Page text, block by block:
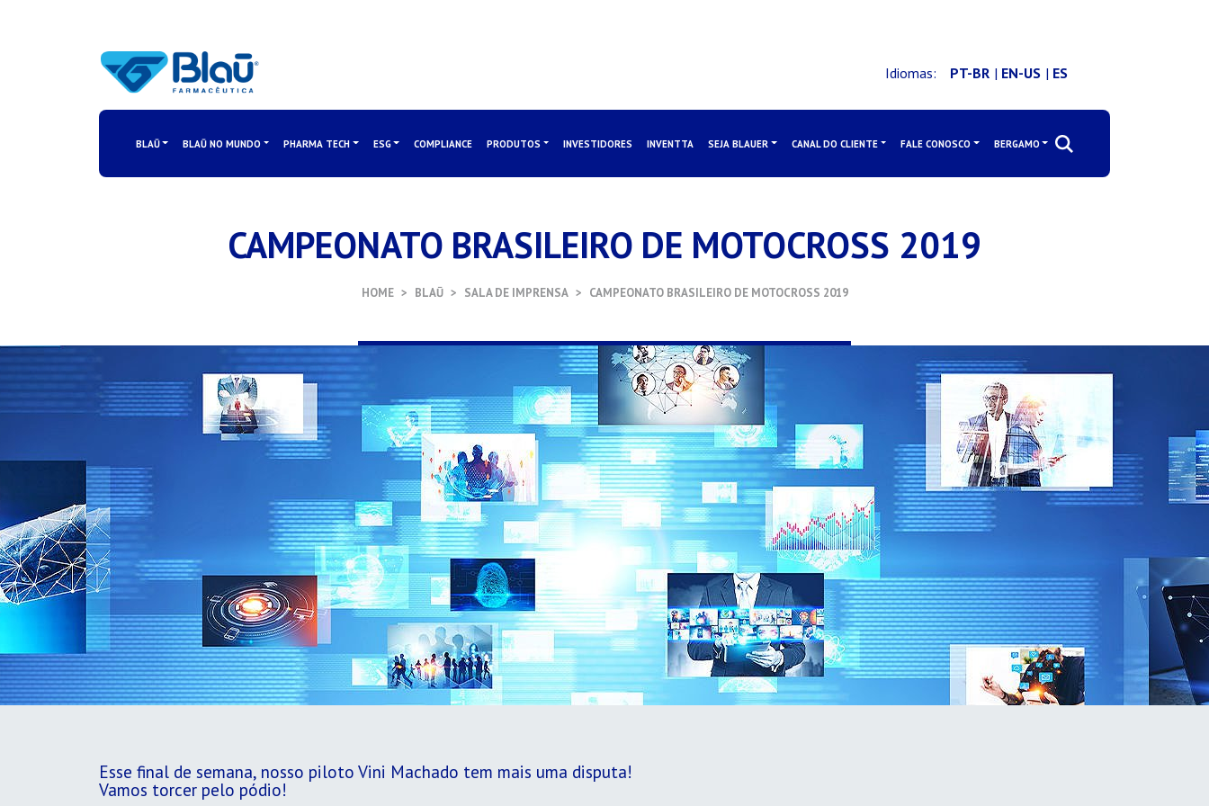
Idiomas: PT-BR | EN-US | ES
BLAŪ BLAŪ NO MUNDO PHARMA TECH ESG COMPLIANCE PRODUTOS INVESTIDORES INVENTTA SEJA BLAUER CANAL DO CLIENTE FALE CONOSCO BERGAMO
CAMPEONATO BRASILEIRO DE MOTOCROSS 2019
HOME BLAŪ SALA DE IMPRENSA CAMPEONATO BRASILEIRO DE MOTOCROSS 2019
Esse final de semana, nosso piloto Vini Machado tem mais uma disputa!
Vamos torcer pelo pódio!